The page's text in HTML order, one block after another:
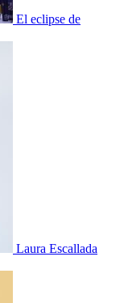
El eclipse de
Laura Escallada